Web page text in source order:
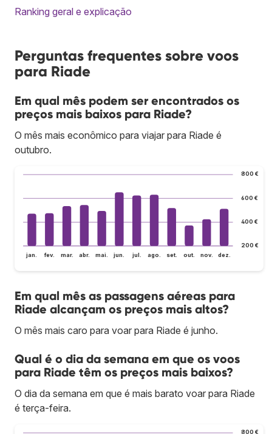
Ranking geral e explicação
Perguntas frequentes sobre voos
para Riade
Em qual mês podem ser encontrados os
preços mais baixos para Riade?
O mês mais econômico para viajar para Riade é
outubro.
200 €
400 €
600 €
800 €
jan. fev. mar. abr. mai. jun. jul. ago. set. out. nov. dez.
Em qual mês as passagens aéreas para
Riade alcançam os preços mais altos?
O mês mais caro para voar para Riade é junho.
Qual é o dia da semana em que os voos
para Riade têm os preços mais baixos?
O dia da semana em que é mais barato voar para Riade
é terça-feira.
800 €